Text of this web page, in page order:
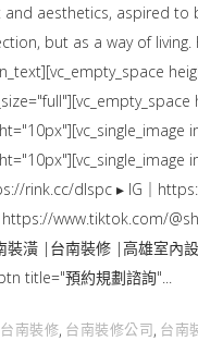
aesthetics, aspired
but as a way of
rink.cc/dlspc ▸ IG｜
https://www.tiktok.com/
潢 |台南裝修 |高雄室
title="預約規劃諮詢"
台南裝修, 台南裝修公司, 台南